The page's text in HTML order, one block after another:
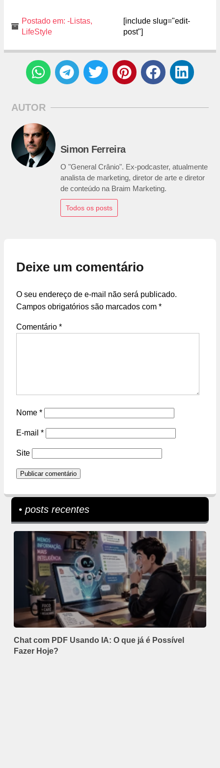
Postado em: -Listas,
LifeStyle
[include slug="edit-
post"]
AUTOR
Simon Ferreira
O "General Crânio". Ex-podcaster, atualmente
analista de marketing, diretor de arte e diretor
de conteúdo na Braim Marketing.
Todos os posts
Deixe um comentário
O seu endereço de e-mail não será publicado.
Campos obrigatórios são marcados com *
Comentário *
Nome *
E-mail *
Site
• posts recentes
Chat com PDF Usando IA: O que já é Possível
Fazer Hoje?